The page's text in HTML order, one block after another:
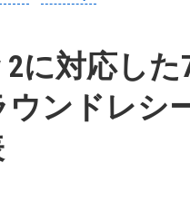
に対応した
ンドレシ